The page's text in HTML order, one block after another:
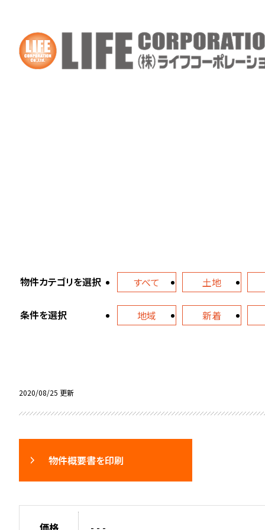
物件カテゴリを選択 すべて 土地
条件を選択 地域 新着
2020/08/25 更新
物件概要書を印刷
価格 - - -